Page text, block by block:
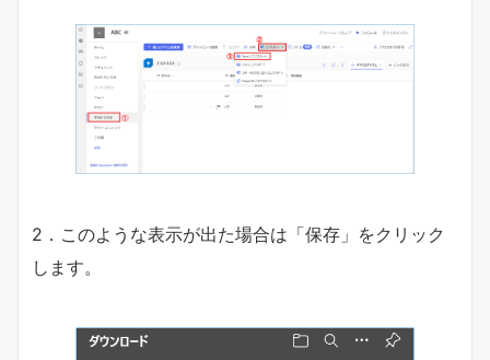
2．このような表示が出た場合は「保存」をクリック
します。